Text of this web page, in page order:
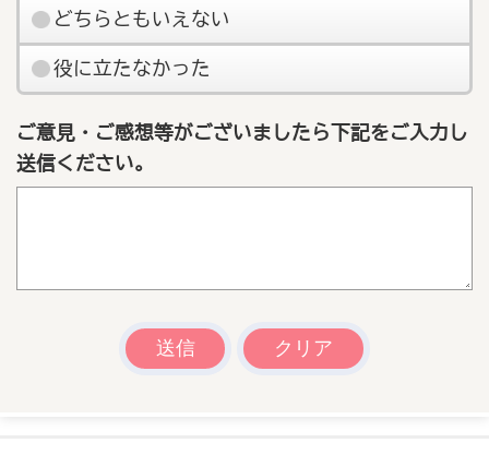
どちらともいえない
役に立たなかった
ご意見・ご感想等がございましたら下記をご入力し
送信ください。